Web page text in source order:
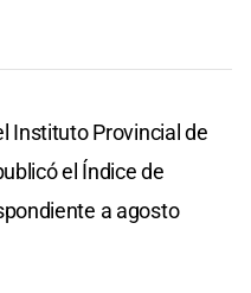
Instituto Provincial de
el Índice de
a agosto